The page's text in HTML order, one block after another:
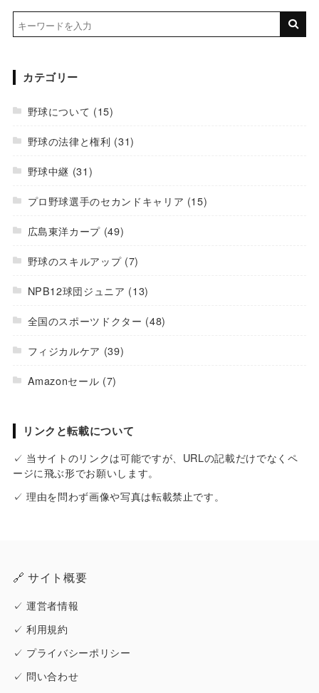
カテゴリー
野球について (15)
野球の法律と権利 (31)
野球中継 (31)
プロ野球選手のセカンドキャリア (15)
広島東洋カープ (49)
野球のスキルアップ(7)
NPB12球団ジュニア (13)
全国のスポーツドクター (48)
フィジカルケア (39)
Amazonセール (7)
リンクと転載について
✓ 当サイトのリンクは可能ですが、URLの記載だけでなくペ
ージに飛ぶ形でお願いします。
✓ 理由を問わず画像や写真は転載禁止です。
🔗 サイト概要
✓運営者情報
✓利用規約
✓ プライバシーポリシー
✓ 問い合わせ